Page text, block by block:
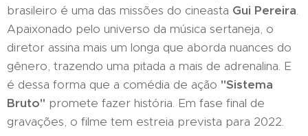
brasileiro é uma das missões do cineasta Gui Pereira.
Apaixonado pelo universo da música sertaneja, o
diretor assina mais um longa que aborda nuances do
gênero, trazendo uma pitada a mais de adrenalina. E
é dessa forma que a comédia de ação "Sistema
Bruto" promete fazer história. Em fase final de
gravações, o filme tem estreia prevista para 2022.